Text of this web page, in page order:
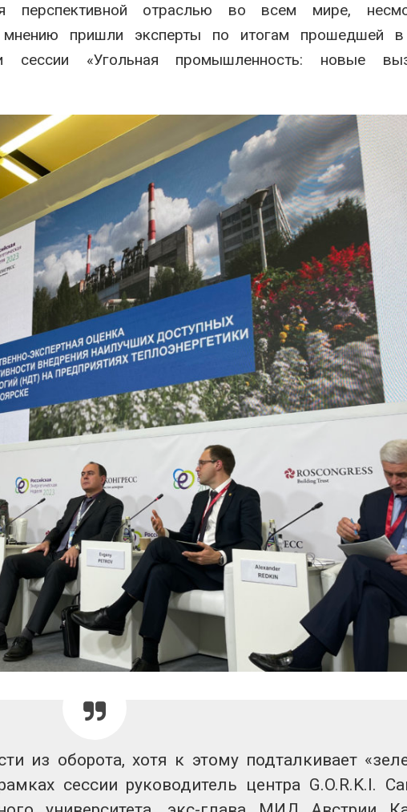
перспективной отраслью во всем мире,
мнению пришли эксперты по итогам прошедшей
сессии «Угольная промышленность: новые
из оборота, хотя к этому подталкивает
сессии руководитель центра G.O.R.K.I.